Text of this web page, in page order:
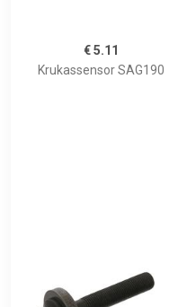
€ 5.11
Krukassensor SAG190